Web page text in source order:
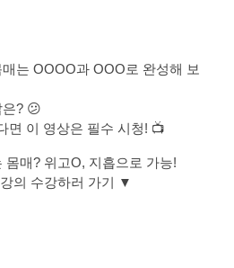
는 OOOO과 OOO로 완성해 보
? 😕
면 이 영상은 필수 시청! 📺
몸매? 위고O, 지흡으로 가능!
의 수강하러 가기 ▼